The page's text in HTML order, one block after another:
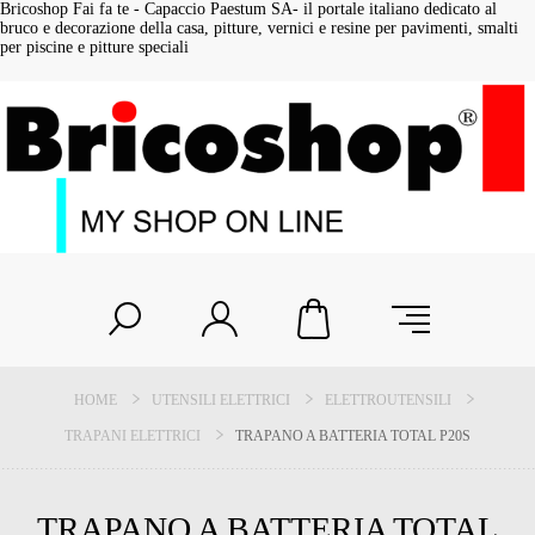
Bricoshop Fai fa te - Capaccio Paestum SA- il portale italiano dedicato al
bruco e decorazione della casa, pitture, vernici e resine per pavimenti, smalti
per piscine e pitture speciali
HOME UTENSILI ELETTRICI ELETTROUTENSILI
TRAPANI ELETTRICI TRAPANO A BATTERIA TOTAL P20S